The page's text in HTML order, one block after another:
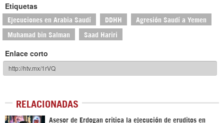
Etiquetas
Ejecuciones en Arabia Saudí DDHH Agresión Saudí a Yemen
Muhamad bin Salman Saad Hariri
Enlace corto
RELACIONADAS
Asesor de Erdogan critica la ejecución de eruditos en